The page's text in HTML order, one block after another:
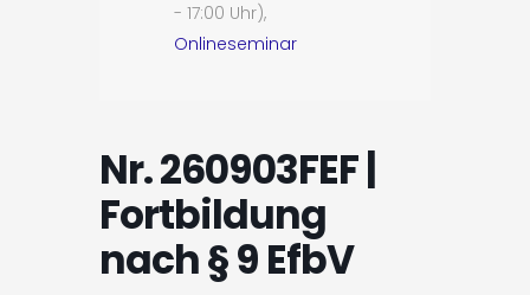
- 17:00 Uhr),
Onlineseminar
Nr. 260903FEF |
Fortbildung
nach § 9 EfbV